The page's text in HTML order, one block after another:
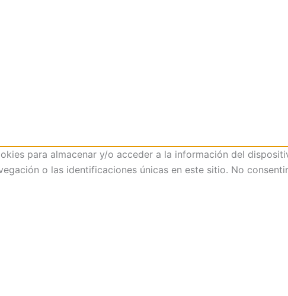
para almacenar y/o acceder a la información del
o las identificaciones únicas en este sitio. No